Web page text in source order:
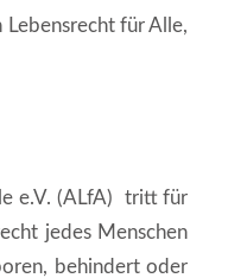
für Alle,
e.V. (ALfA) tritt für
jedes Menschen
behindert oder